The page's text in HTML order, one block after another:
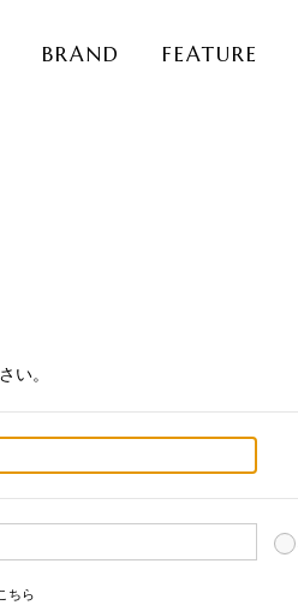
BRAND FEATURE
い。
ちら